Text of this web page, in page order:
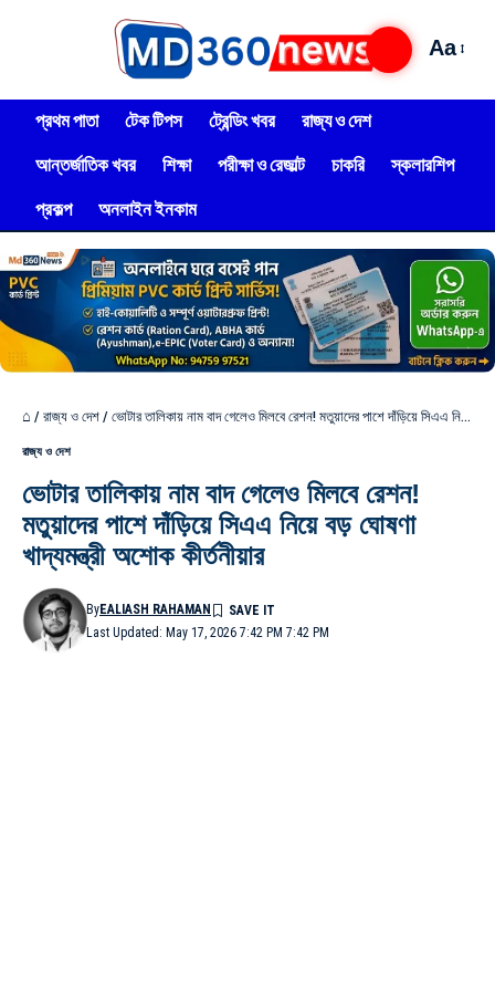
Aa
প্রথম পাতা টেক টিপস ট্রেন্ডিং খবর
রাজ্য ও দেশ
আন্তর্জাতিক খবর
শিক্ষা পরীক্ষা ও রেজাল্ট চাকরি
স্কলারশিপ
প্রকল্প
অনলাইন ইনকাম
⌂ / রাজ্য ও দেশ / ভোটার তালিকায় নাম বাদ গেলেও মিলবে রেশন! মতুয়াদের পাশে দাঁড়িয়ে সিএএ নিয়ে বড় ঘোষণা খাদ্যমন্ত্রী অশোক কীর্তনীয়ার
রাজ্য ও দেশ
ভোটার তালিকায় নাম বাদ গেলেও মিলবে রেশন!
মতুয়াদের পাশে দাঁড়িয়ে সিএএ নিয়ে বড় ঘোষণা
খাদ্যমন্ত্রী অশোক কীর্তনীয়ার
Last Updated: May 17, 2026 7:42 PM 7:42 PM
ByEALIASH RAHAMAN